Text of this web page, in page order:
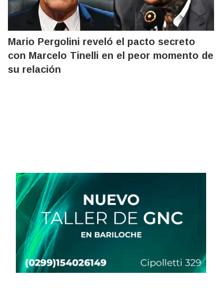
Mario Pergolini reveló el pacto secreto
con Marcelo Tinelli en el peor momento de
su relación